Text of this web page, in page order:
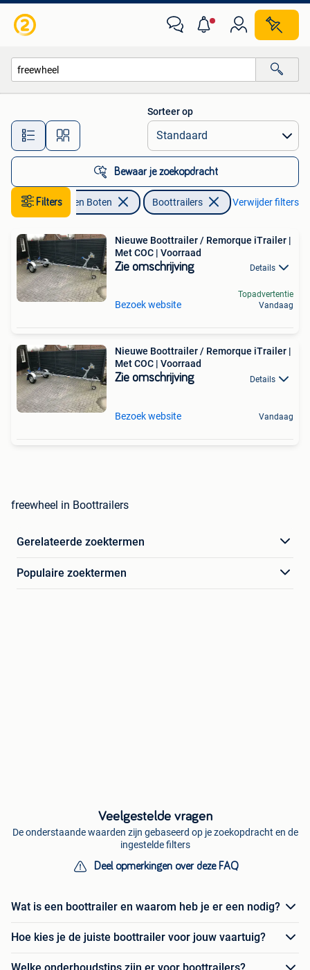
Alle afstanden…
Sorteer op
Bewaar je zoekopdracht
Filters
Watersport en Boten Boottrailers Verwijder filters
Nieuwe Boottrailer / Remorque iTrailer |
Met COC | Voorraad
Zie omschrijving Details
Bezoek website
Topadvertentie
Vandaag
Nieuwe Boottrailer / Remorque iTrailer |
Met COC | Voorraad
Zie omschrijving Details
Bezoek website Vandaag
freewheel in Boottrailers
Gerelateerde zoektermen
Populaire zoektermen
Veelgestelde vragen
De onderstaande waarden zijn gebaseerd op je zoekopdracht en de
ingestelde filters
Deel opmerkingen over deze FAQ
Wat is een boottrailer en waarom heb je er een nodig?
Hoe kies je de juiste boottrailer voor jouw vaartuig?